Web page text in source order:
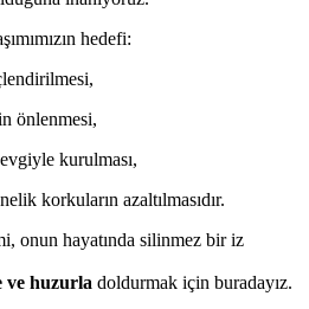
hedefi:
önlenmesi,
kurulması,
korkuların azaltılmasıdır.
onun hayatında silinmez bir iz
ve huzurla doldurmak için buradayız.